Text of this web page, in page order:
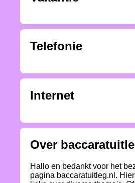
Telefonie
Internet
Over
Hallo en bedankt voor het
pagina baccaratuitleg.nl.